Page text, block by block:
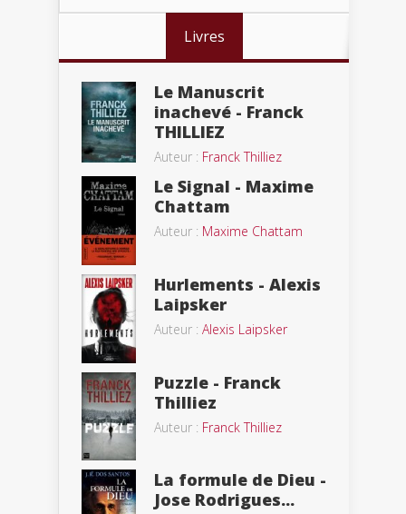
Livres
Le Manuscrit
inachevé - Franck
THILLIEZ
Auteur : Franck Thilliez
Le Signal - Maxime
Chattam
Auteur : Maxime Chattam
Hurlements - Alexis
Laipsker
Auteur : Alexis Laipsker
Puzzle - Franck
Thilliez
Auteur : Franck Thilliez
La formule de Dieu -
Jose Rodrigues...